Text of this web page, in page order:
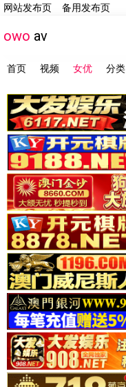
网站发布页 备用发布页
owo av
首页 视频 女优 分类